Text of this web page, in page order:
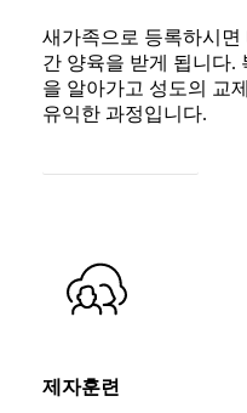
새가족으로 등록하시면
간 양육을 받게 됩니다.
을 알아가고 성도의 교
유익한 과정입니다.
제자훈련